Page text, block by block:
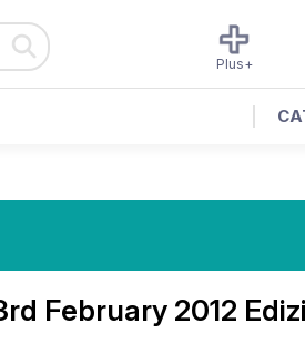
Plus+
February 2012